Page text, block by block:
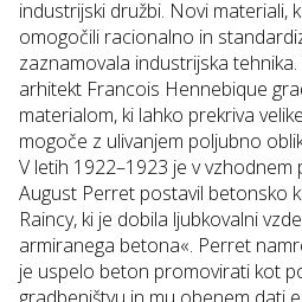
industrijski družbi. Novi materiali,
omogočili racionalno in
zaznamovala industrijska
arhitekt Francois Hennebique
materialom, ki lahko prekriva
mogoče z ulivanjem poljubno
V letih 1922–1923 je v vzhodnem
August Perret postavil betonsko
Raincy, ki je dobila ljubkovalni
armiranega betona«. Perret
je uspelo beton promovirati kot